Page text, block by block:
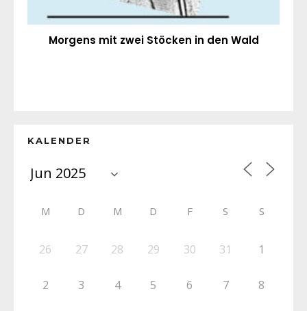
Morgens mit zwei Stöcken in den Wald
KALENDER
M D M D F S S
26 27 28 29 30 31 1
2 3 4 5 6 7 8